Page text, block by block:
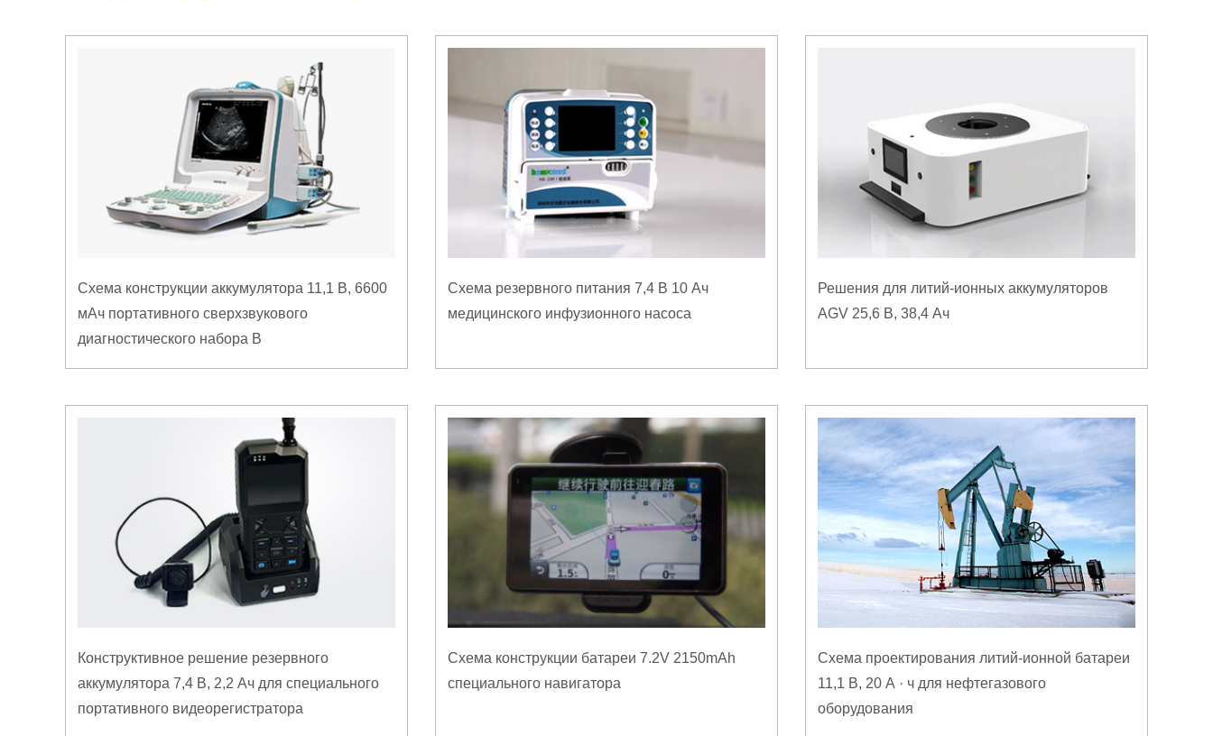
Схема конструкции аккумулятора 11,1 В, 6600
мАч портативного сверхзвукового
диагностического набора B
Схема резервного питания 7,4 В 10 Ач
медицинского инфузионного насоса
Решения для литий-ионных аккумуляторов
AGV 25,6 В, 38,4 Ач
Конструктивное решение резервного
аккумулятора 7,4 В, 2,2 Ач для специального
портативного видеорегистратора
Схема конструкции батареи 7.2V 2150mAh
специального навигатора
Схема проектирования литий-ионной батареи
11,1 В, 20 А · ч для нефтегазового
оборудования